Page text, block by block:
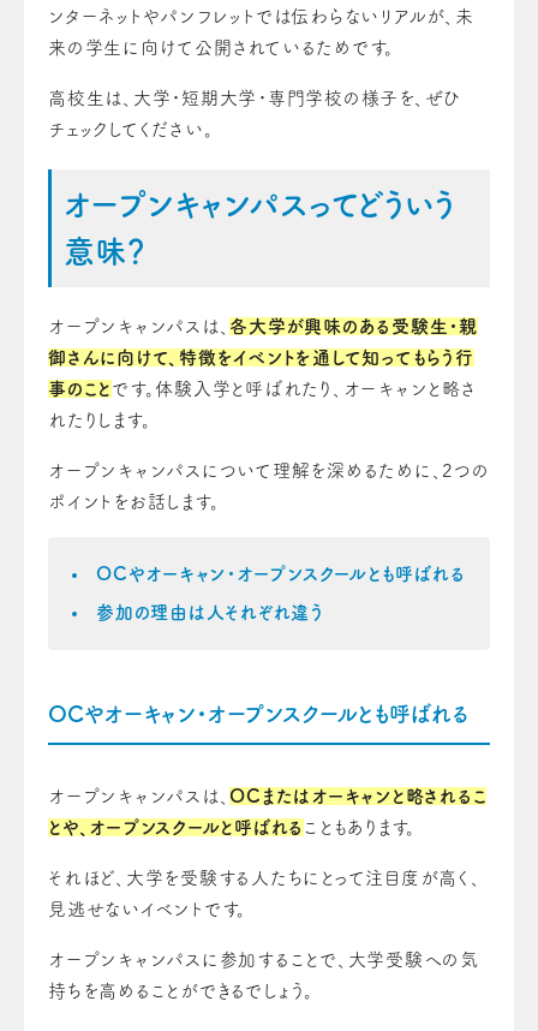
ンターネットやパンフレットでは伝わらないリアルが、未
来の学生に向けて公開されているためです。
高校生は、大学・短期大学・専門学校の様子を、ぜひ
チェックしてください。
オープンキャンパスってどういう
意味？
オープンキャンパスは、 各大学が興味のある受験生・親
御さんに向けて、特徴をイベントを通して知ってもらう行
事のこと です。体験入学と呼ばれたり、オーキャンと略さ
れたりします。
オープンキャンパスについて理解を深めるために、2つの
ポイントをお話します。
OCやオーキャン・オープンスクールとも呼ばれる
参加の理由は人それぞれ違う
OCやオーキャン・オープンスクールとも呼ばれる
オープンキャンパスは、 OCまたはオーキャンと略されるこ
とや、オープンスクールと呼ばれる こともあります。
それほど、大学を受験する人たちにとって注目度が高く、
見逃せないイベントです。
オープンキャンパスに参加することで、大学受験への気
持ちを高めることができるでしょう。